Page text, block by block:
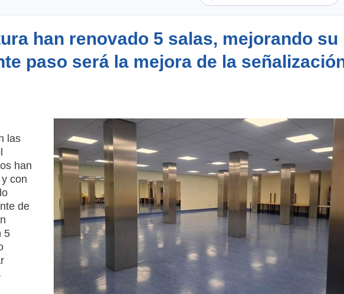
han renovado 5 salas, mejorando su
paso será la mejora de la
las
han
con
de
5